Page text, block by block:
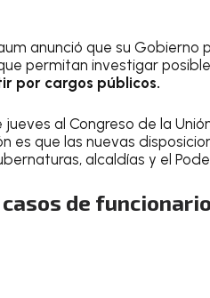
anunció que su Gobierno
permitan investigar
por cargos públicos.
al Congreso de la
es que las nuevas
alcaldías y el
de